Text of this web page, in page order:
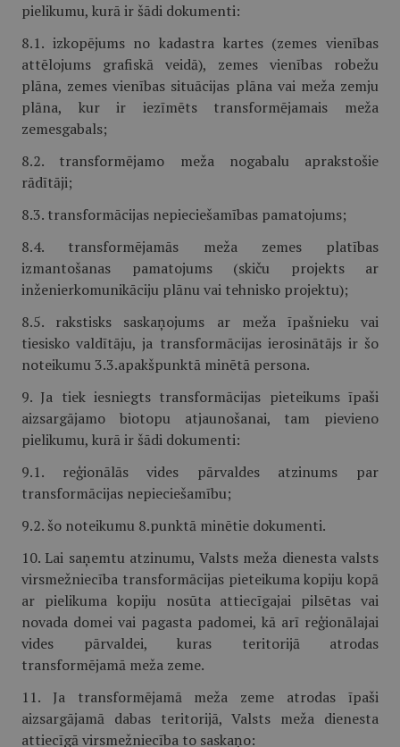
pielikumu, kurā ir šādi dokumenti:
8.1. izkopējums no kadastra kartes (zemes vienības
attēlojums grafiskā veidā), zemes vienības robežu
plāna, zemes vienības situācijas plāna vai meža zemju
plāna, kur ir iezīmēts transformējamais meža
zemesgabals;
8.2. transformējamo meža nogabalu aprakstošie
rādītāji;
8.3. transformācijas nepieciešamības pamatojums;
8.4. transformējamās meža zemes platības
izmantošanas pamatojums (skiču projekts ar
inženierkomunikāciju plānu vai tehnisko projektu);
8.5. rakstisks saskaņojums ar meža īpašnieku vai
tiesisko valdītāju, ja transformācijas ierosinātājs ir šo
noteikumu 3.3.apakšpunktā minētā persona.
9. Ja tiek iesniegts transformācijas pieteikums īpaši
aizsargājamo biotopu atjaunošanai, tam pievieno
pielikumu, kurā ir šādi dokumenti:
9.1. reģionālās vides pārvaldes atzinums par
transformācijas nepieciešamību;
9.2. šo noteikumu 8.punktā minētie dokumenti.
10. Lai saņemtu atzinumu, Valsts meža dienesta valsts
virsmežniecība transformācijas pieteikuma kopiju kopā
ar pielikuma kopiju nosūta attiecīgajai pilsētas vai
novada domei vai pagasta padomei, kā arī reģionālajai
vides pārvaldei, kuras teritorijā atrodas
transformējamā meža zeme.
11. Ja transformējamā meža zeme atrodas īpaši
aizsargājamā dabas teritorijā, Valsts meža dienesta
attiecīgā virsmežniecība to saskaņo: